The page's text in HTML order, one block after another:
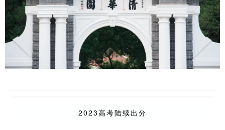
2023高考陆续出分